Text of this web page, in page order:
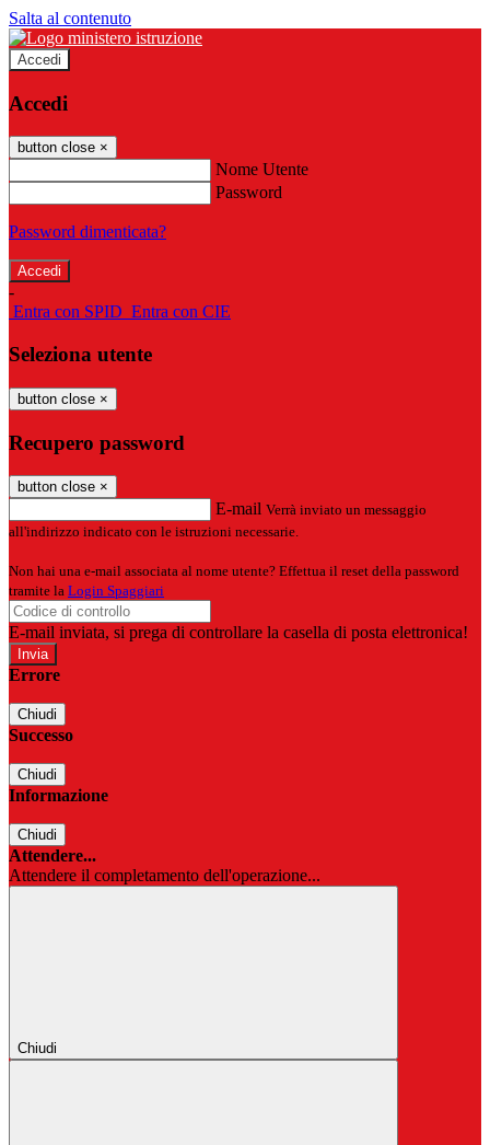
Salta al contenuto
Accedi
Accedi
button close ×
Nome Utente
Password
Password dimenticata?
-
Entra con SPID Entra con CIE
Seleziona utente
button close ×
Recupero password
button close ×
E-mail Verrà inviato un messaggio
all'indirizzo indicato con le istruzioni necessarie.
Non hai una e-mail associata al nome utente? Effettua il reset della password
tramite la Login Spaggiari
E-mail inviata, si prega di controllare la casella di posta elettronica!
Errore
Chiudi
Successo
Chiudi
Informazione
Chiudi
Attendere...
Attendere il completamento dell'operazione...
Chiudi